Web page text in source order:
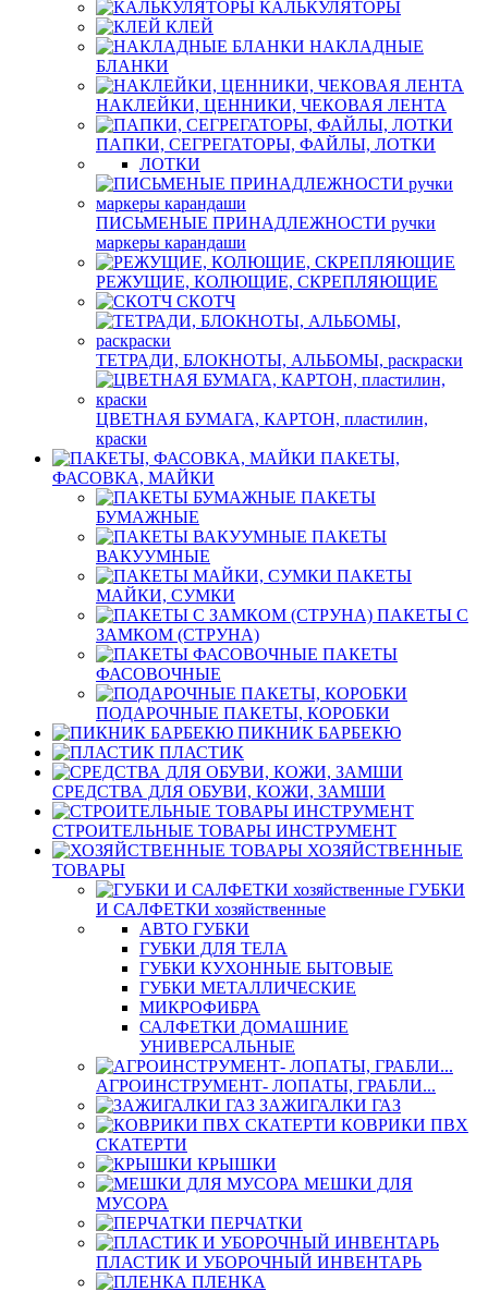
КАЛЬКУЛЯТОРЫ
КЛЕЙ
НАКЛАДНЫЕ
БЛАНКИ
НАКЛЕЙКИ, ЦЕННИКИ, ЧЕКОВАЯ ЛЕНТА
ПАПКИ, СЕГРЕГАТОРЫ, ФАЙЛЫ, ЛОТКИ
ЛОТКИ
ПИСЬМЕНЫЕ ПРИНАДЛЕЖНОСТИ ручки
маркеры карандаши
РЕЖУЩИЕ, КОЛЮЩИЕ, СКРЕПЛЯЮЩИЕ
СКОТЧ
ТЕТРАДИ, БЛОКНОТЫ, АЛЬБОМЫ, раскраски
ЦВЕТНАЯ БУМАГА, КАРТОН, пластилин,
краски
ПАКЕТЫ,
ФАСОВКА, МАЙКИ
ПАКЕТЫ
БУМАЖНЫЕ
ПАКЕТЫ
ВАКУУМНЫЕ
ПАКЕТЫ
МАЙКИ, СУМКИ
ПАКЕТЫ С
ЗАМКОМ (СТРУНА)
ПАКЕТЫ
ФАСОВОЧНЫЕ
ПОДАРОЧНЫЕ ПАКЕТЫ, КОРОБКИ
ПИКНИК БАРБЕКЮ
ПЛАСТИК
СРЕДСТВА ДЛЯ ОБУВИ, КОЖИ, ЗАМШИ
СТРОИТЕЛЬНЫЕ ТОВАРЫ ИНСТРУМЕНТ
ХОЗЯЙСТВЕННЫЕ
ТОВАРЫ
ГУБКИ
И САЛФЕТКИ хозяйственные
АВТО ГУБКИ
ГУБКИ ДЛЯ ТЕЛА
ГУБКИ КУХОННЫЕ БЫТОВЫЕ
ГУБКИ МЕТАЛЛИЧЕСКИЕ
МИКРОФИБРА
САЛФЕТКИ ДОМАШНИЕ
УНИВЕРСАЛЬНЫЕ
АГРОИНСТРУМЕНТ- ЛОПАТЫ, ГРАБЛИ...
ЗАЖИГАЛКИ ГАЗ
КОВРИКИ ПВХ
СКАТЕРТИ
КРЫШКИ
МЕШКИ ДЛЯ
МУСОРА
ПЕРЧАТКИ
ПЛАСТИК И УБОРОЧНЫЙ ИНВЕНТАРЬ
ПЛЕНКА